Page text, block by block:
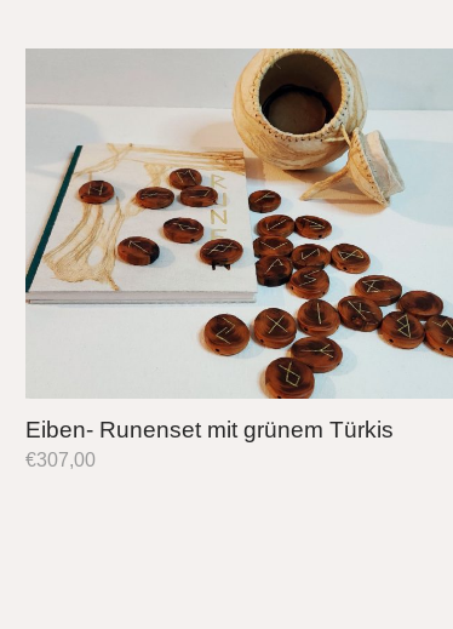
Eiben- Runenset mit grünem Türkis
€307,00